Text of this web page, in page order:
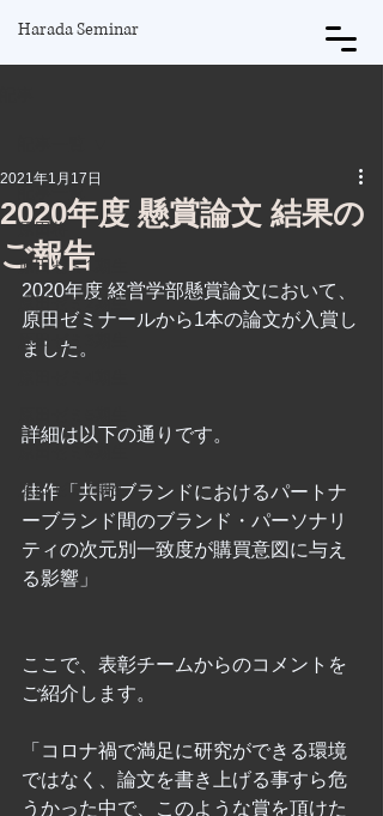
Harada Seminar
記事一覧
原田将
原田ゼミ1期生
原田ゼミ2期生
原田ゼミ3期生
原田ゼミ7期生
2020年度 懸賞論文 結果の
ご報告
2021年1月17日
2020年度 経営学部懸賞論文において、
原田ゼミナールから1本の論文が入賞し
ました。
詳細は以下の通りです。
佳作「共同ブランドにおけるパートナ
ーブランド間のブランド・パーソナリ
ティの次元別一致度が購買意図に与え
る影響」
ここで、表彰チームからのコメントを
ご紹介します。
「コロナ禍で満足に研究ができる環境
ではなく、論文を書き上げる事すら危
うかった中で、このような賞を頂けた